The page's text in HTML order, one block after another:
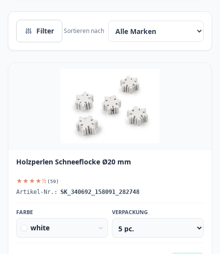
Filter Sortieren nach
Holzperlen Schneeflocke Ø20 mm
★★★★½ (59)
Artikel-Nr.: SK_340692_158091_282748
FARBE
white
VERPACKUNG